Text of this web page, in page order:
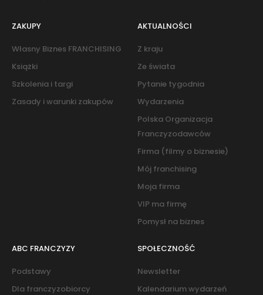
ZAKUPY
Własny Biznes FRANCHISING
Książki
Szkolenia i targi
Zasady i warunki zakupów
AKTUALNOŚCI
Z kraju
Ze świata
Pytanie tygodnia
Wydarzenia
Polska Organizacja
Franczyzodawców
Firma (filmy o biznesie)
Mój franchising
Moja firma
VIP ma firmę
Pomysł na biznes
ABC FRANCZYZY
Podstawy
Dla franczyzobiorcy
SPOŁECZNOŚĆ
Newsletter
Kalendarium wydarzeń